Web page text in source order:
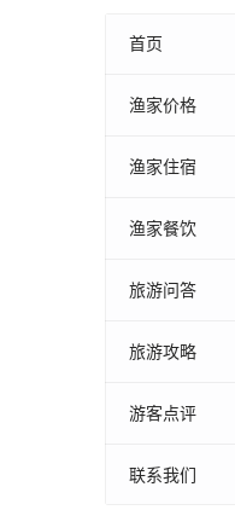
首页
渔家价格
渔家住宿
渔家餐饮
旅游问答
旅游攻略
游客点评
联系我们